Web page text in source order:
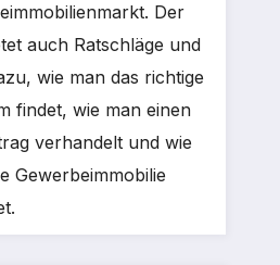
Der
auch Ratschläge und
wie man das richtige
findet, wie man einen
verhandelt und wie
Gewerbeimmobilie